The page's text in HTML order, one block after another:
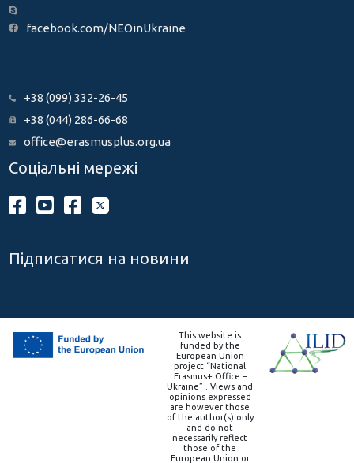
facebook.com/NEOinUkraine
+38 (099) 332-26-45
+38 (044) 286-66-68
office@erasmusplus.org.ua
Соціальні мережі
Підписатися на новини
This website is
funded by the
European Union
project “National
Erasmus+ Office –
Ukraine” . Views and
opinions expressed
are however those
of the author(s) only
and do not
necessarily reflect
those of the
European Union or